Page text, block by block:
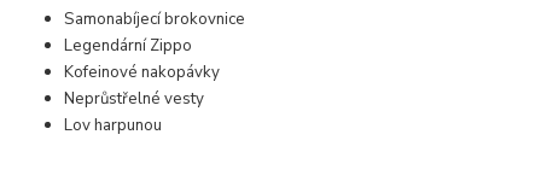
Samonabíjecí brokovnice
Legendární Zippo
Kofeinové nakopávky
Neprůstřelné vesty
Lov harpunou